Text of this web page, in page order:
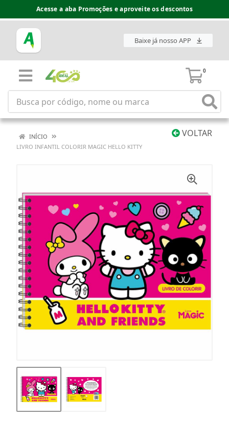
Acesse a aba Promoções e aproveite os descontos
Baixe já nosso APP
0
VOLTAR
INÍCIO
LIVRO INFANTIL COLORIR MAGIC HELLO KITTY